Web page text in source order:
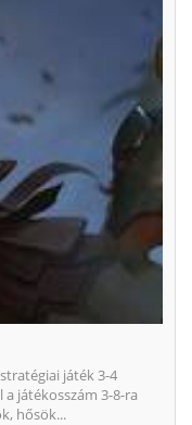
játék 3-4
játékosszám 3-8-ra
hősök...